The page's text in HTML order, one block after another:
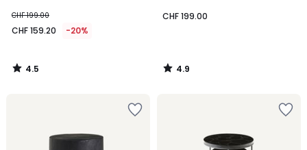
CHF 199.00
CHF 159.20 -20%
4.5
/
CHF 199.00
4.9
/